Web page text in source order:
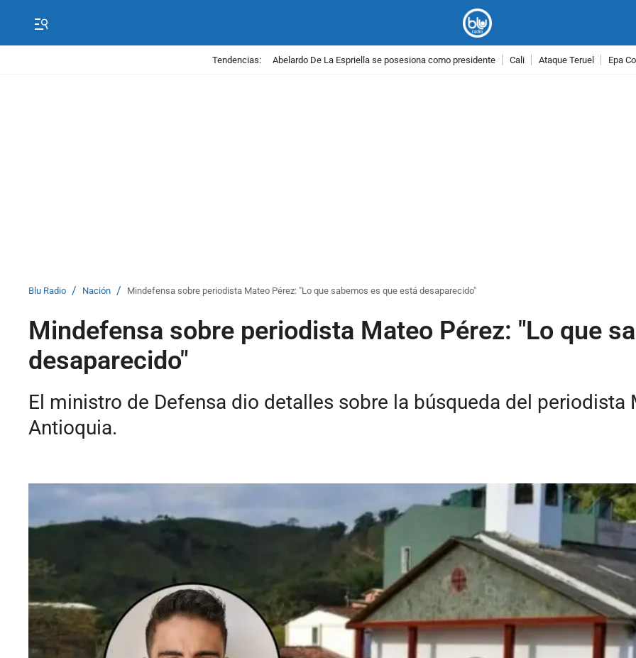
Tendencias: Abelardo De La Espriella se posesiona como presidente Cali Ataque Teruel Epa
Blu Radio / Nación / Mindefensa sobre periodista Mateo Pérez: "Lo que sabemos es que está desaparecido"
Mindefensa sobre periodista Mateo Pérez: "Lo que
desaparecido"
El ministro de Defensa dio detalles sobre la búsqueda del periodista
Antioquia.